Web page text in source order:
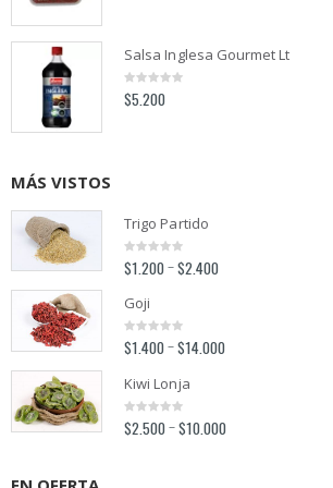
Salsa Inglesa Gourmet Lt
0
out
$5.200
MÁS VISTOS
Trigo Partido
0
out
5
$1.200–$2.400
Goji
0
out
5
$1.400–$14.000
Kiwi Lonja
0
out
$2.500–$10.000